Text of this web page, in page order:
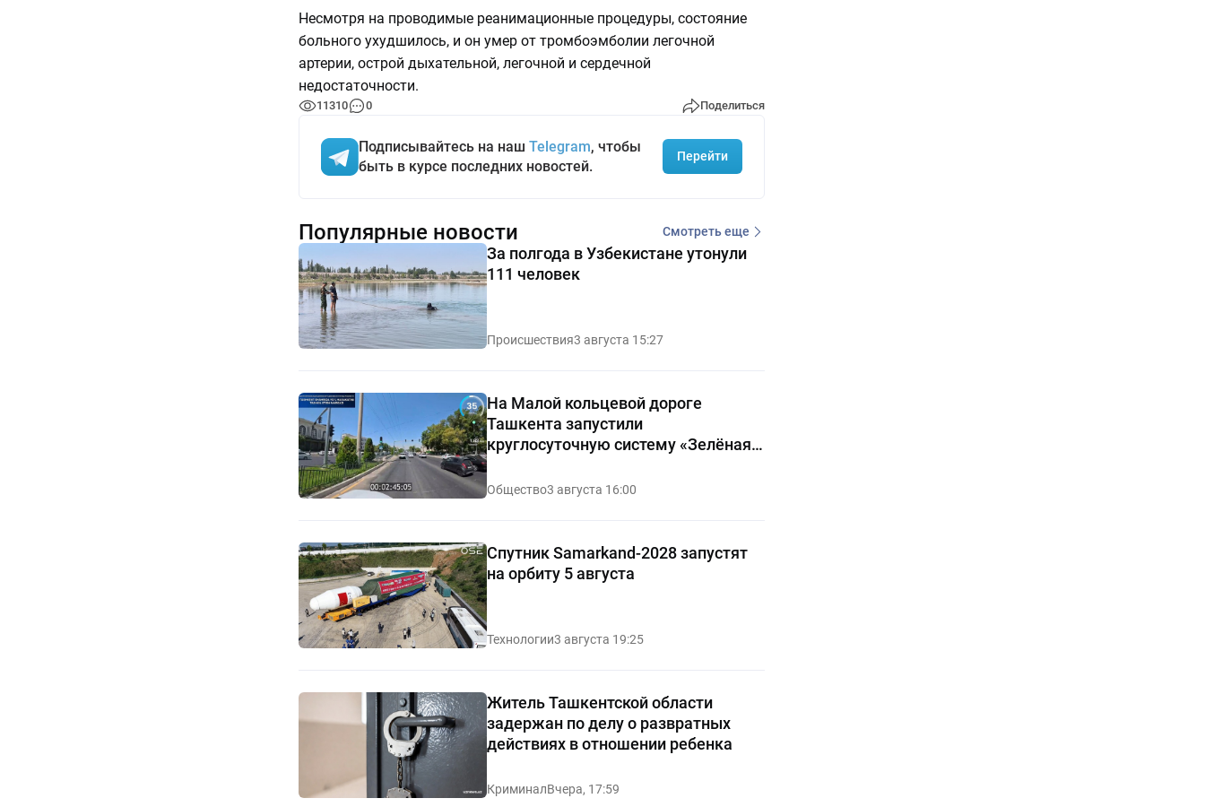
Несмотря на проводимые реанимационные процедуры, состояние
больного ухудшилось, и он умер от тромбоэмболии легочной
артерии, острой дыхательной, легочной и сердечной
недостаточности.
11310 0 Поделиться
Подписывайтесь на наш Telegram, чтобы
быть в курсе последних новостей.
Перейти
Популярные новости Смотреть еще
За полгода в Узбекистане утонули
111 человек
Происшествия3 августа 15:27
На Малой кольцевой дороге
Ташкента запустили
круглосуточную систему «Зелёная
волна»
Общество3 августа 16:00
Спутник Samarkand-2028 запустят
на орбиту 5 августа
Технологии3 августа 19:25
Житель Ташкентской области
задержан по делу о развратных
действиях в отношении ребенка
КриминалВчера, 17:59